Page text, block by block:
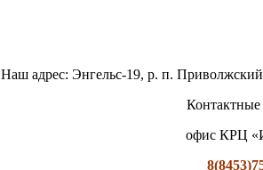
Наш адрес: Энгельс-19, р. п.
офис КРЦ
8(8453)